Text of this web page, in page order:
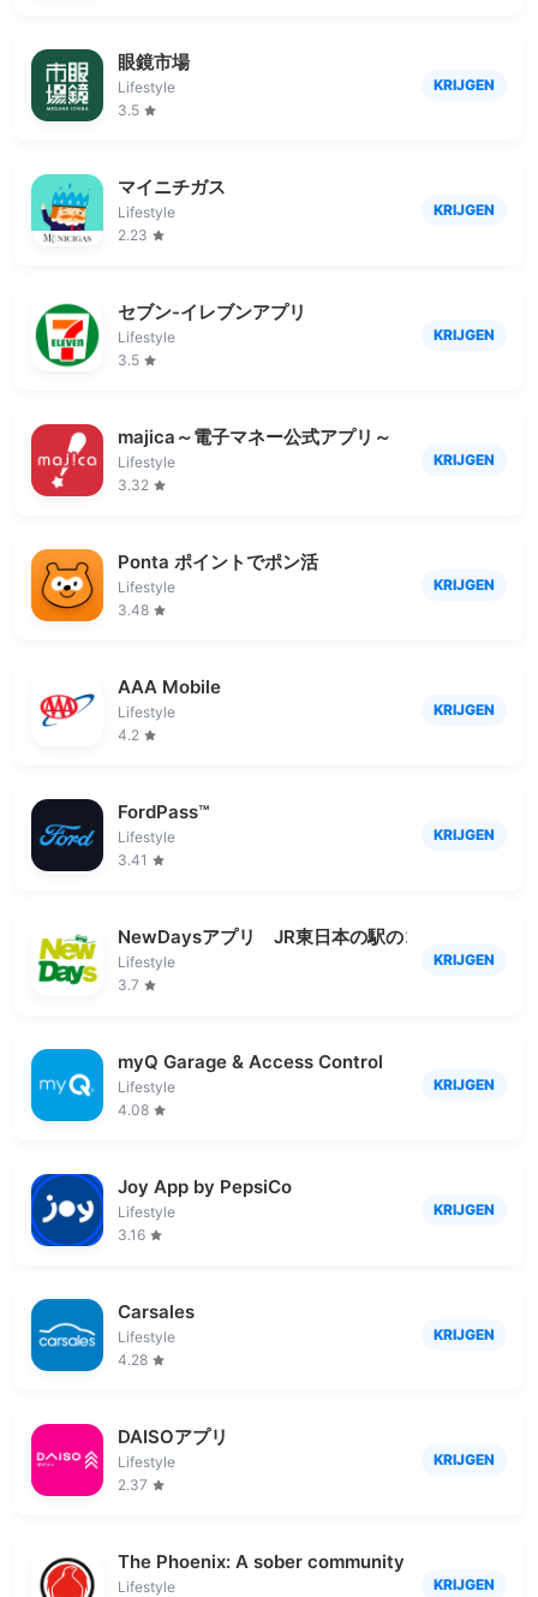
眼鏡市場
Lifestyle
3.5
KRIJGEN
マイニチガス
Lifestyle
2.23
KRIJGEN
セブン-イレブンアプリ
Lifestyle
3.5
KRIJGEN
majica～電子マネー公式アプリ～
Lifestyle
3.32
KRIJGEN
Ponta ポイントでポン活
Lifestyle
3.48
KRIJGEN
AAA Mobile
Lifestyle
4.2
KRIJGEN
FordPass™
Lifestyle
3.41
KRIJGEN
NewDaysアプリ JR東日本の駅のコンビニ
Lifestyle
3.7
KRIJGEN
myQ Garage & Access Control
Lifestyle
4.08
KRIJGEN
Joy App by PepsiCo
Lifestyle
3.16
KRIJGEN
Carsales
Lifestyle
4.28
KRIJGEN
DAISOアプリ
Lifestyle
2.37
KRIJGEN
The Phoenix: A sober community
Lifestyle KRIJGEN